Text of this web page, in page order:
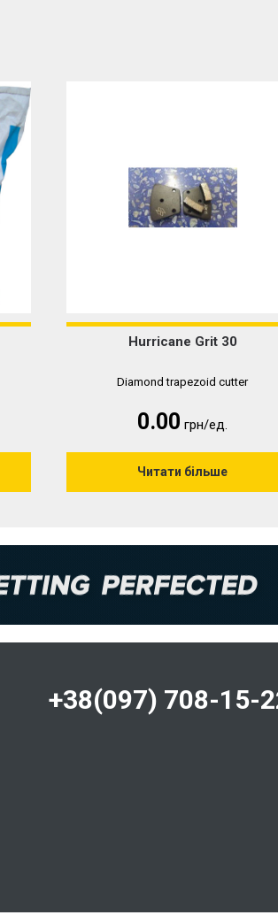
Hurricane Grit 30
Diamond trapezoid cutter
0.00 грн/ед.
Читати більше
+38(097) 708-15-